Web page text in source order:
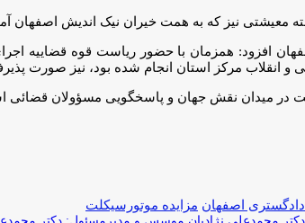
انقلاب مرکز استان انجام شده بود، نیز صورت
در میدان نقش جهان و پاسخگویی مسؤولان قضائی
اصفهان مزایده موتورسیکلت
موسس و مدیرمسئول: دکتر